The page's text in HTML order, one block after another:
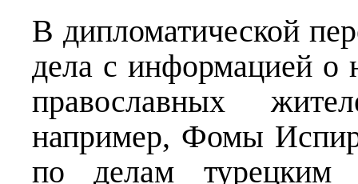
В дипломатической
дела с информацией о
православных
например, Фомы
по делам турецким